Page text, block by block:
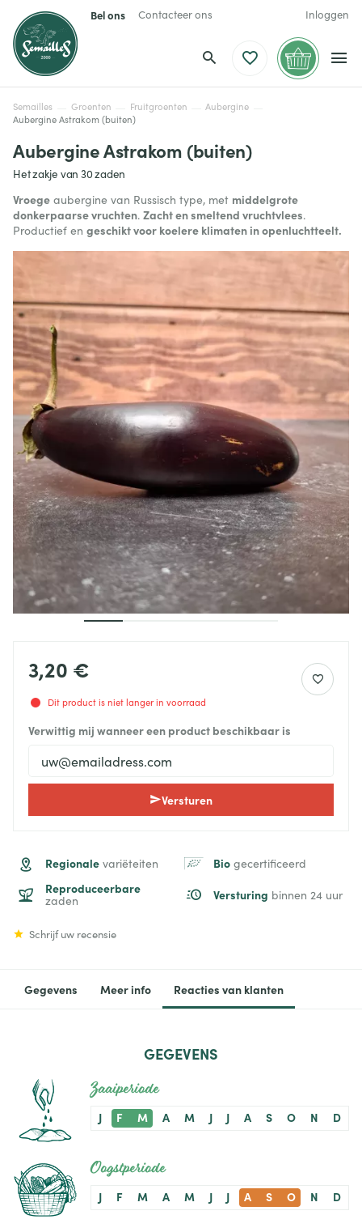
Bel ons Contacteer ons Inloggen
Semailles Groenten Fruitgroenten
Aubergine
Aubergine Astrakom (buiten)
Aubergine Astrakom (buiten)
Het zakje van 30 zaden
Vroege aubergine van Russisch type, met middelgrote
donkerpaarse vruchten. Zacht en smeltend vruchtvlees.
Productief en geschikt voor koelere klimaten in openluchtteelt.
3,20 €
Dit product is niet langer in voorraad
Verwittig mij wanneer een product beschikbaar is
Versturen
Regionale variëteiten Bio gecertificeerd
Reproduceerbare
zaden Versturing binnen 24 uur
Schrijf uw recensie
Gegevens Meer info Reacties van klanten
GEGEVENS
Zaaiperiode
J F M A M J J A S O N D
Oogstperiode
J F M A M J J A S O N D